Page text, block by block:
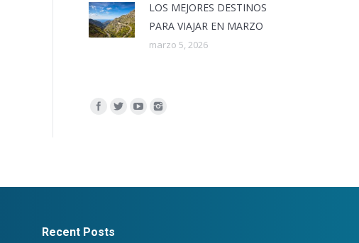
LOS MEJORES DESTINOS
PARA VIAJAR EN MARZO
marzo 5, 2026
Encuéntranos en:
Recent Posts